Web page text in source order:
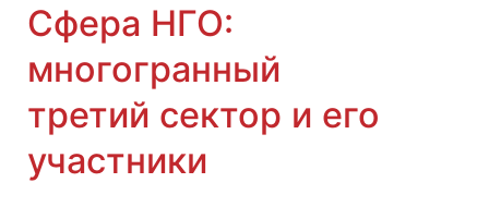
Сфера НГО:
многогранный
третий сектор и его
участники